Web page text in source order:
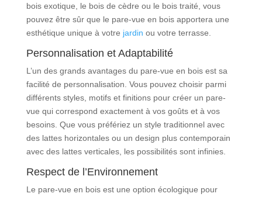
bois exotique, le bois de cèdre ou le bois traité, vous
pouvez être sûr que le pare-vue en bois apportera une
esthétique unique à votre jardin ou votre terrasse.
Personnalisation et Adaptabilité
L’un des grands avantages du pare-vue en bois est sa
facilité de personnalisation. Vous pouvez choisir parmi
différents styles, motifs et finitions pour créer un pare-
vue qui correspond exactement à vos goûts et à vos
besoins. Que vous préfériez un style traditionnel avec
des lattes horizontales ou un design plus contemporain
avec des lattes verticales, les possibilités sont infinies.
Respect de l’Environnement
Le pare-vue en bois est une option écologique pour